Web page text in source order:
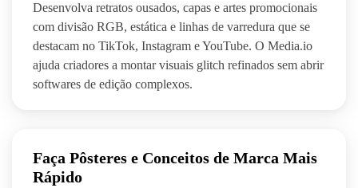
Desenvolva retratos ousados, capas e artes promocionais
com divisão RGB, estática e linhas de varredura que se
destacam no TikTok, Instagram e YouTube. O Media.io
ajuda criadores a montar visuais glitch refinados sem abrir
softwares de edição complexos.
Faça Pôsteres e Conceitos de Marca Mais
Rápido